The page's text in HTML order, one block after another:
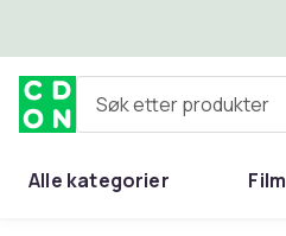
Søk etter produkter
Alle kategorier Film